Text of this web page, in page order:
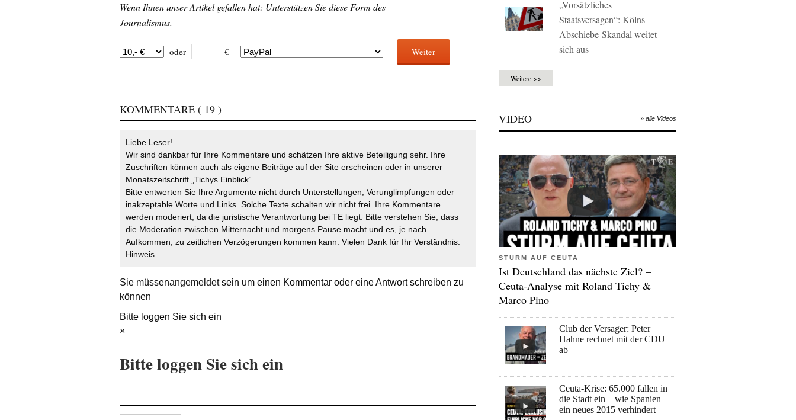
Wenn Ihnen unser Artikel gefallen hat: Unterstützen Sie diese Form des
Journalismus.
oder € Weiter
KOMMENTARE ( 19 )
Liebe Leser!
Wir sind dankbar für Ihre Kommentare und schätzen Ihre aktive Beteiligung sehr. Ihre
Zuschriften können auch als eigene Beiträge auf der Site erscheinen oder in unserer
Monatszeitschrift „Tichys Einblick“.
Bitte entwerten Sie Ihre Argumente nicht durch Unterstellungen, Verunglimpfungen oder
inakzeptable Worte und Links. Solche Texte schalten wir nicht frei. Ihre Kommentare
werden moderiert, da die juristische Verantwortung bei TE liegt. Bitte verstehen Sie, dass
die Moderation zwischen Mitternacht und morgens Pause macht und es, je nach
Aufkommen, zu zeitlichen Verzögerungen kommen kann. Vielen Dank für Ihr Verständnis.
Hinweis
Sie müssenangemeldetsein um einen Kommentar oder eine Antwort schreiben zu
können
Bitte loggen Sie sich ein
×
Bitte loggen Sie sich ein
„Vorsätzliches
Staatsversagen“: Kölns
Abschiebe-Skandal weitet
sich aus
Weitere >>
VIDEO » alle Videos
STURM AUF CEUTA
Ist Deutschland das nächste Ziel? –
Ceuta-Analyse mit Roland Tichy &
Marco Pino
Club der Versager: Peter
Hahne rechnet mit der CDU
ab
Ceuta-Krise: 65.000 fallen in
die Stadt ein – wie Spanien
ein neues 2015 verhindert